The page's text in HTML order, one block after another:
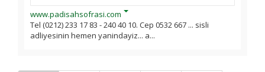
www.padisahsofrasi.com
Tel (0212) 233 17 83 - 240 40 10. Cep 0532 667 ... sisli
adliyesinin hemen yanindayiz... a...